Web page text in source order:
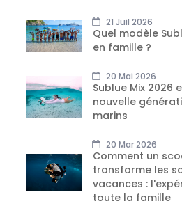
21 Juil 2026
Quel modèle
en famille ?
20 Mai 2026
Sublue Mix 2026
nouvelle
marins
20 Mar 2026
Comment un
transforme les
vacances :
toute la famille